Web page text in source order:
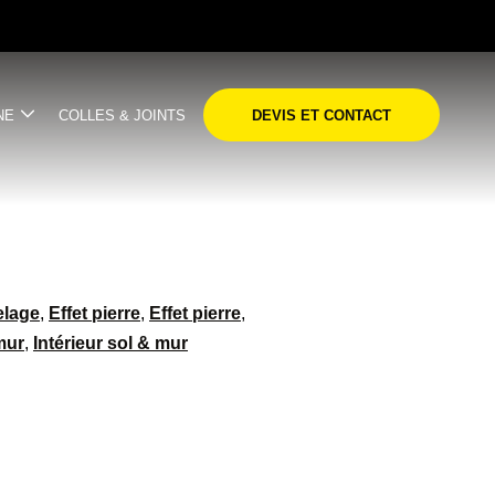
COLLES & JOINTS DEVIS ET CONTACT
, Effet pierre, Effet pierre,
, Intérieur sol & mur